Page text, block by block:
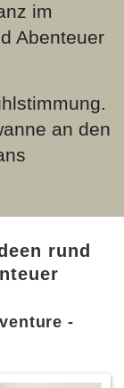
im
Abenteuer
an den
rund
-